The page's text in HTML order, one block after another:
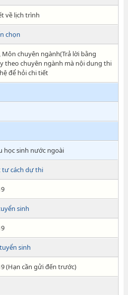
về lịch trình
chọn
chuyên ngành(Trả lời bằng
theo chuyên ngành mà nội dung thi
để hỏi chi tiết
học sinh nước ngoài
tư cách dự thi
sinh
sinh
(Hạn cần gửi đến trước)